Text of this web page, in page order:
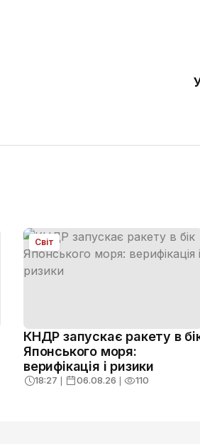
Світ
КНДР запускає ракету в
Японського моря:
верифікація і ризики
18:27 ❘ 06.08.26 ❘ 110